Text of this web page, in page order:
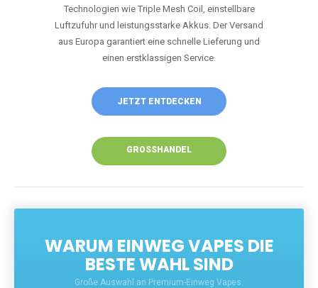
Technologien wie Triple Mesh Coil, einstellbare
Luftzufuhr und leistungsstarke Akkus. Der Versand
aus Europa garantiert eine schnelle Lieferung und
einen erstklassigen Service.
JETZT ENTDECKEN
GROSSHANDEL
WARUM EINWEG VAPES DIE
BESTE WAHL SIND
Große Auswahl an Premium-Einweg Vapes.